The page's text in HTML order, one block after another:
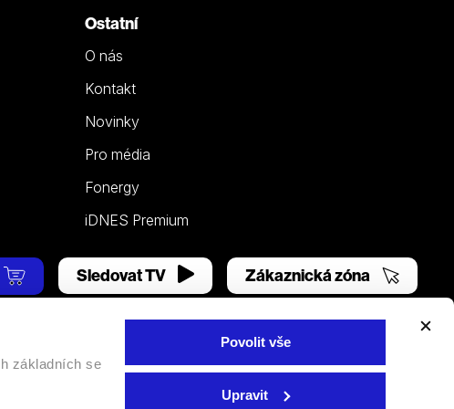
základních se
Povolit vše
Upravit
Ostatní
O nás
Kontakt
Novinky
Pro média
Fonergy
iDNES Premium
Sledovat TV Zákaznická zóna